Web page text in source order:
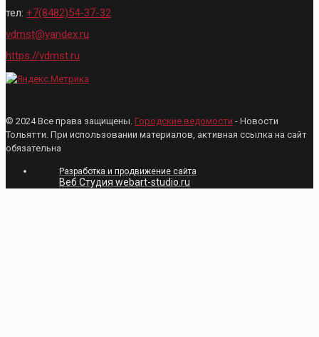
тел: +7(8482)54-37-32
vdmst@yandex.ru
https://vdmst.ru
© 2024 Все права защищены. Городские ведомости - Новости
Тольятти. При использовании материалов, активная ссылка на сайт
обязательна
Разработка и продвижение сайта
Веб Студия webart-studio.ru